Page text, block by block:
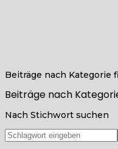
Beiträge nach Kategorie
Beiträge nach
Nach Stichwort suchen